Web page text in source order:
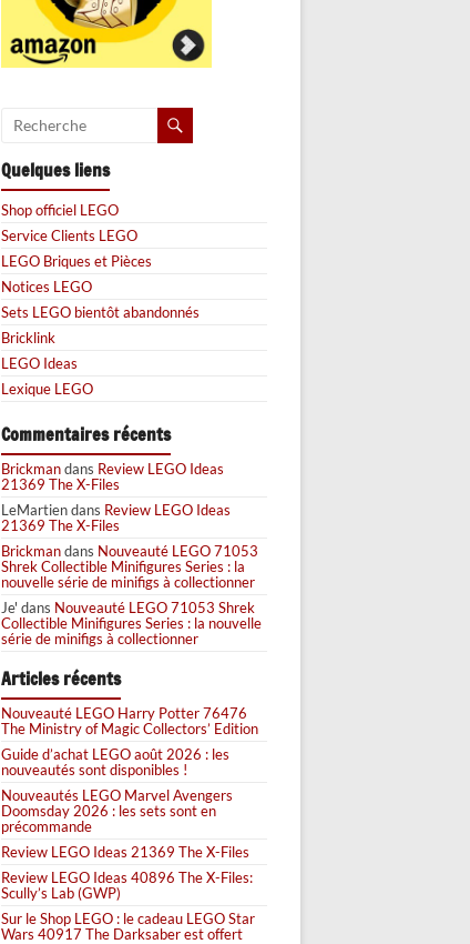
Quelques liens
Shop officiel LEGO
Service Clients LEGO
LEGO Briques et Pièces
Notices LEGO
Sets LEGO bientôt abandonnés
Bricklink
LEGO Ideas
Lexique LEGO
Commentaires récents
Brickmandans Review LEGO Ideas
21369 The X-Files
LeMartiendans Review LEGO Ideas
21369 The X-Files
Brickmandans Nouveauté LEGO 71053
Shrek Collectible Minifigures Series : la
nouvelle série de minifigs à collectionner
Je' dans Nouveauté LEGO 71053 Shrek
Collectible Minifigures Series : la nouvelle
série de minifigs à collectionner
Articles récents
Nouveauté LEGO Harry Potter 76476
The Ministry of Magic Collectors’ Edition
Guide d’achat LEGO août 2026 : les
nouveautés sont disponibles !
Nouveautés LEGO Marvel Avengers
Doomsday 2026 : les sets sont en
précommande
Review LEGO Ideas 21369 The X-Files
Review LEGO Ideas 40896 The X-Files:
Scully’s Lab (GWP)
Sur le Shop LEGO : le cadeau LEGO Star
Wars 40917 The Darksaber est offert